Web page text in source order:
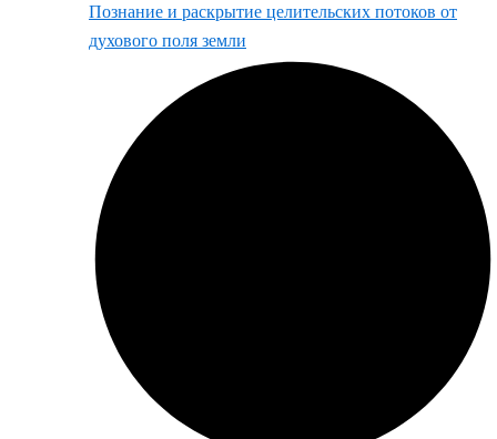
Познание и раскрытие целительских потоков от
духового поля земли